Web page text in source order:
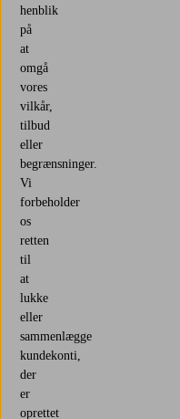
henblik
på
at
omgå
vores
vilkår,
tilbud
eller
begrænsninger.
Vi
forbeholder
os
retten
til
at
lukke
eller
sammenlægge
kundekonti,
der
er
oprettet